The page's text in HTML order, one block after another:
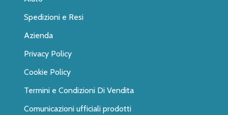
Spedizioni e Resi
Azienda
Privacy Policy
Cookie Policy
Termini e Condizioni Di Vendita
Comunicazioni ufficiali prodotti